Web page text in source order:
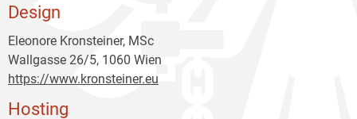
Design
Eleonore Kronsteiner, MSc
Wallgasse 26/5, 1060 Wien
https://www.kronsteiner.eu
Hosting